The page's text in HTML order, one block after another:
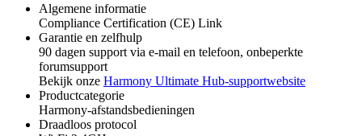
Algemene informatie
Compliance Certification (CE) Link
Garantie en zelfhulp
90 dagen support via e-mail en telefoon, onbeperkte
forumsupport
Bekijk onze Harmony Ultimate Hub-supportwebsite
Productcategorie
Harmony-afstandsbedieningen
Draadloos protocol